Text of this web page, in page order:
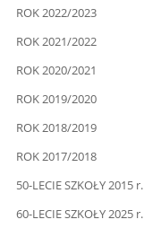
ROK 2022/2023
ROK 2021/2022
ROK 2020/2021
ROK 2019/2020
ROK 2018/2019
ROK 2017/2018
50-LECIE SZKOŁY 2015 r.
60-LECIE SZKOŁY 2025 r.